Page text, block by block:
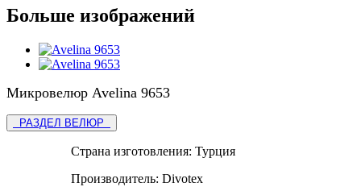
Больше изображений
Микровелюр Avelina 9653
РАЗДЕЛ ВЕЛЮР
Страна изготовления: Турция
Производитель: Divotex